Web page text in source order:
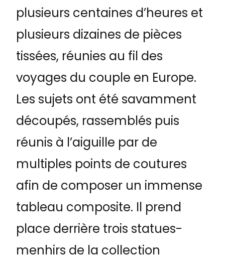
plusieurs centaines d’heures et
plusieurs dizaines de pièces
tissées, réunies au fil des
voyages du couple en Europe.
Les sujets ont été savamment
découpés, rassemblés puis
réunis à l’aiguille par de
multiples points de coutures
afin de composer un immense
tableau composite. Il prend
place derrière trois statues-
menhirs de la collection